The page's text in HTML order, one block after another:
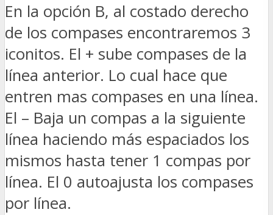
En la opción B, al costado derecho
de los compases encontraremos 3
iconitos. El + sube compases de la
línea anterior. Lo cual hace que
entren mas compases en una línea.
El – Baja un compas a la siguiente
línea haciendo más espaciados los
mismos hasta tener 1 compas por
línea. El 0 autoajusta los compases
por línea.